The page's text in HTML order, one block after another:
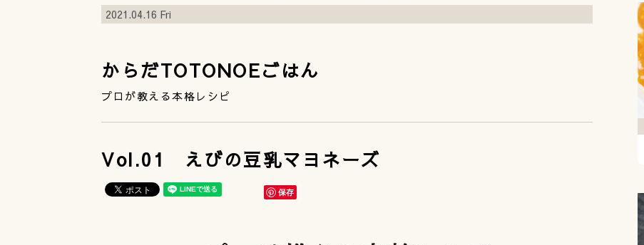
2021.04.16 Fri
からだTOTONOEごはん
プロが教える本格レシピ
Vol.01 えびの豆乳マヨネーズ
保存